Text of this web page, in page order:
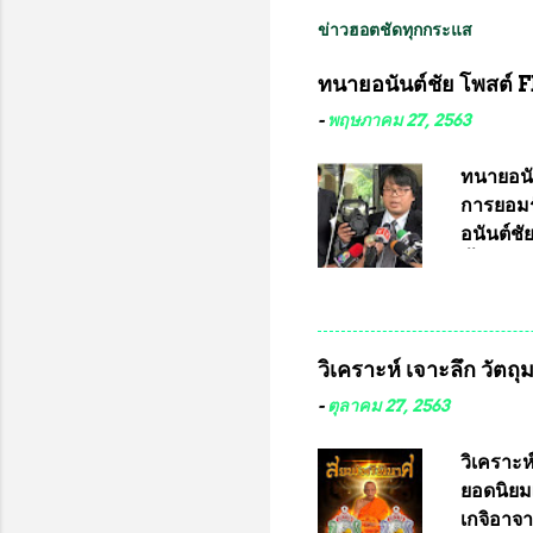
ข่าวฮอตชัดทุกกระแส
ทนายอนันต์ชัย โพสต์
- พฤษภาคม 27, 2563
ทนายอ
การยอ
อนันต์ชั
ว่า หน้า
กับประเ
ทหารนี้ไ
จำหน่า
วิเคราะห์ เจาะลึก วัต
-ตุลาคม 27, 2563
วิเครา
ยอดนิย
เกจิอา